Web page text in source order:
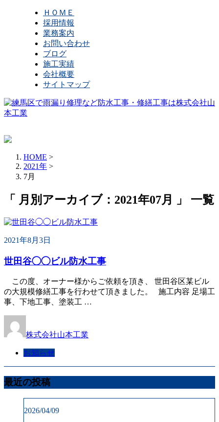
ＨＯＭＥ
採用情報
業務案内
お問い合わせ
ブログ
施工実績
会社概要
サイトマップ
HOME >
2021年 >
7月
「 月別アーカイブ：2021年07月 」 一覧
2021年8月3日
世田谷◯◯ビル防水工事
この度、オーナー様からご依頼を頂き、 世田谷区某ビル
の大規模修繕工事を行わせて頂きました。 施工内容 足場工
事、下地工事、塗装工 …
株式会社山本工業
お知らせ
最近の投稿
2026/04/09